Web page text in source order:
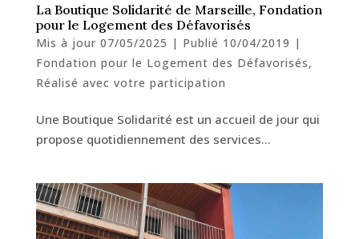
La Boutique Solidarité de Marseille, Fondation
pour le Logement des Défavorisés
Mis à jour 07/05/2025 | Publié 10/04/2019 |
Fondation pour le Logement des Défavorisés,
Réalisé avec votre participation
Une Boutique Solidarité est un accueil de jour qui
propose quotidiennement des services…